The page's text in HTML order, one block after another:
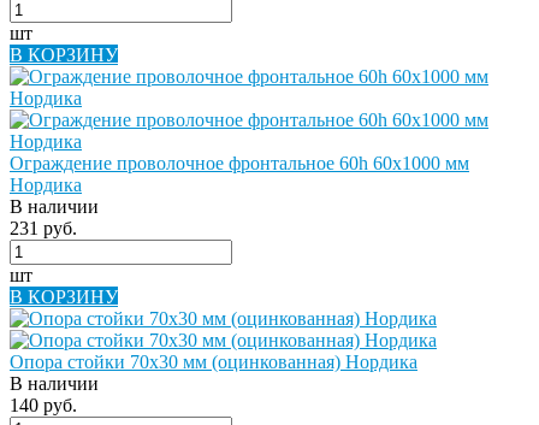
шт
В КОРЗИНУ
Ограждение проволочное фронтальное 60h 60х1000 мм
Нордика
В наличии
231 руб.
шт
В КОРЗИНУ
Опора стойки 70х30 мм (оцинкованная) Нордика
В наличии
140 руб.